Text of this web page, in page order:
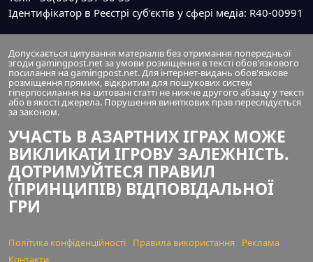
Ідентифікатор в Реєстрі суб’єктів у сфері медіа: R40-00991
Допускається цитування матеріалів без отримання попередньої
згоди gamingpost.net за умови розміщення в тексті обов'язкового
посилання на gamingpost.net. Для інтернет-видань обов'язкове
розміщення прямим, відкритим для пошукових систем
гіперпосилання на цитовані статті не нижче другого абзацу у тексті
або в якості джерела. Порушення виняткових прав переслідується
за законом.
УЧАСТЬ В АЗАРТНИХ ІГРАХ МОЖЕ
ВИКЛИКАТИ ІГРОВУ ЗАЛЕЖНІСТЬ.
ДОТРИМУЙТЕСЯ ПРАВИЛ
(ПРИНЦИПІВ) ВІДПОВІДАЛЬНОЇ
ГРИ
Політика конфіденційності Правила використання
Реклама